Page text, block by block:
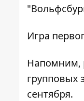
Игра
Напомним,
групповых
сентября.